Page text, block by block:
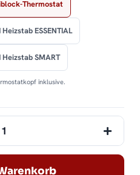
Thermostat
ESSENTIAL
SMART
inklusive.